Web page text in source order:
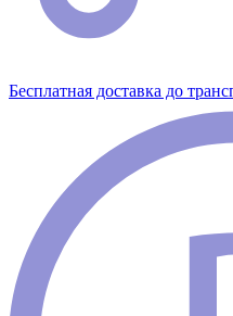
Бесплатная доставка до